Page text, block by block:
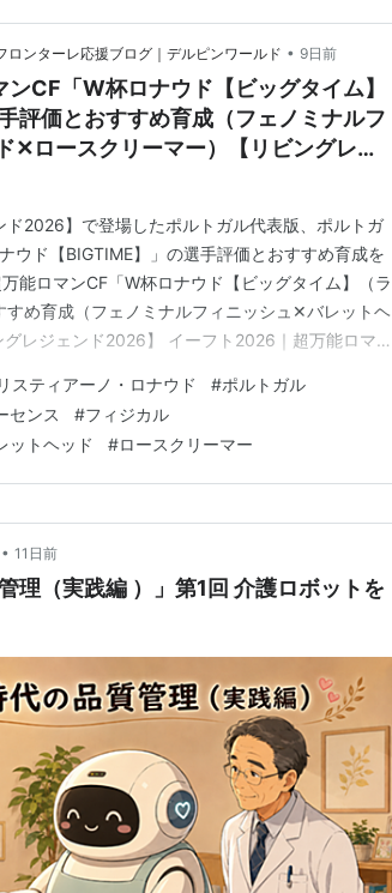
ンターレ応援ブログ｜デルピンワールド • 9日前
CF「W杯ロナウド【ビッグタイム】
評価とおすすめ育成（フェノミナルフ
✕ロースクリーマー）【リビングレジ
2026】で登場したポルトガル代表版、ポルトガ
ウド【BIGTIME】」の選手評価とおすすめ育成を
能ロマンCF「W杯ロナウド【ビッグタイム】（ラ
め育成（フェノミナルフィニッシュ✕バレットヘ
レジェンド2026】 イーフト2026｜超万能ロマン
トヘッド✕ロースクリーマー）【リビングレジェ
スティアーノ・ロナウド #ポルトガル
センス #フィジカル
ットヘッド #ロースクリーマー
• 11日前
理（実践編 ）」第1回 介護ロボットを